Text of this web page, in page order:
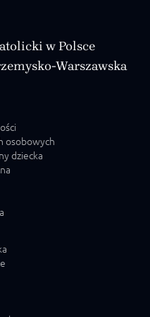
w Polsce
Warszawska
osobowych
dziecka